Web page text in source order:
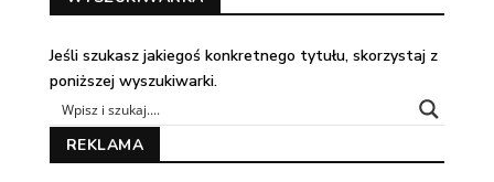
Jeśli szukasz jakiegoś konkretnego tytułu, skorzystaj z
poniższej wyszukiwarki.
REKLAMA